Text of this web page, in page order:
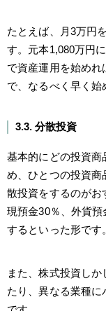
たとえば、月3万円
す。元本1,080万円
で資産運用を始め
で、なるべく早く始
3.3. 分散投資
基本的にどの投資商
め、ひとつの投資商
散投資をするのがお
現預金30％、外貨
するといった形です。
また、株式投資し
たり、異なる業種